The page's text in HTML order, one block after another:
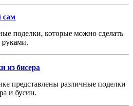
сам
поделки, которые можно сделать
из бисера
представлены различные поделки
и бусин.